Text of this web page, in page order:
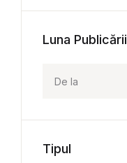
Luna Publicării
Tipul